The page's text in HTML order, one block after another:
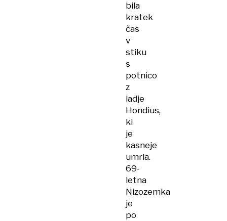
bila
kratek
čas
v
stiku
s
potnico
z
ladje
Hondius,
ki
je
kasneje
umrla.
69-
letna
Nizozemka
je
po